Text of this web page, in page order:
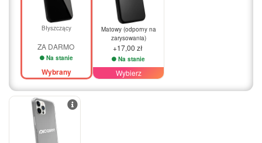
Błyszczący
ZA DARMO
Na stanie
Wybrany
Matowy (odporny na
zarysowania)
+17,00 zł
Na stanie
Wybierz